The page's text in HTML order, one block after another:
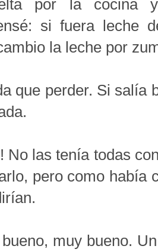
por la cocina
si fuera leche
la leche por
que perder. Si salía
No las tenía todas
pero como había
muy bueno.